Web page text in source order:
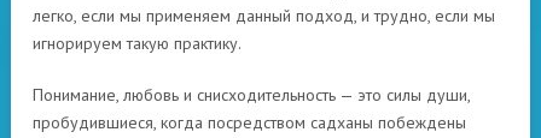
легко, если мы применяем данный подход, и трудно, если мы
игнорируем такую практику.
Понимание, любовь и снисходительность — это силы души,
пробудившиеся, когда посредством садханы побеждены